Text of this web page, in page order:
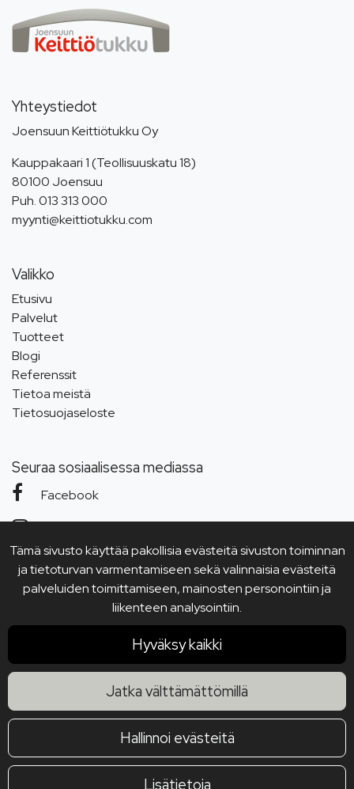
Tämä sivusto käyttää pakollisia evästeitä sivuston toiminnan
ja tietoturvan varmentamiseen sekä valinnaisia evästeitä
palveluiden toimittamiseen, mainosten personointiin ja
liikenteen analysointiin.
Hyväksy kaikki
Jatka välttämättömillä
Hallinnoi evästeitä
Lisätietoja
Yhteystiedot
Joensuun Keittiötukku Oy
Kauppakaari 1 (Teollisuuskatu 18)
80100 Joensuu
Puh.013 313 000
myynti@keittiotukku.com
Valikko
Etusivu
Palvelut
Tuotteet
Blogi
Referenssit
Tietoa meistä
Tietosuojaseloste
Seuraa sosiaalisessa mediassa
Facebook
YouTube